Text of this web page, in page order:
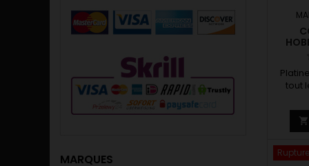
MARQUES
tout
